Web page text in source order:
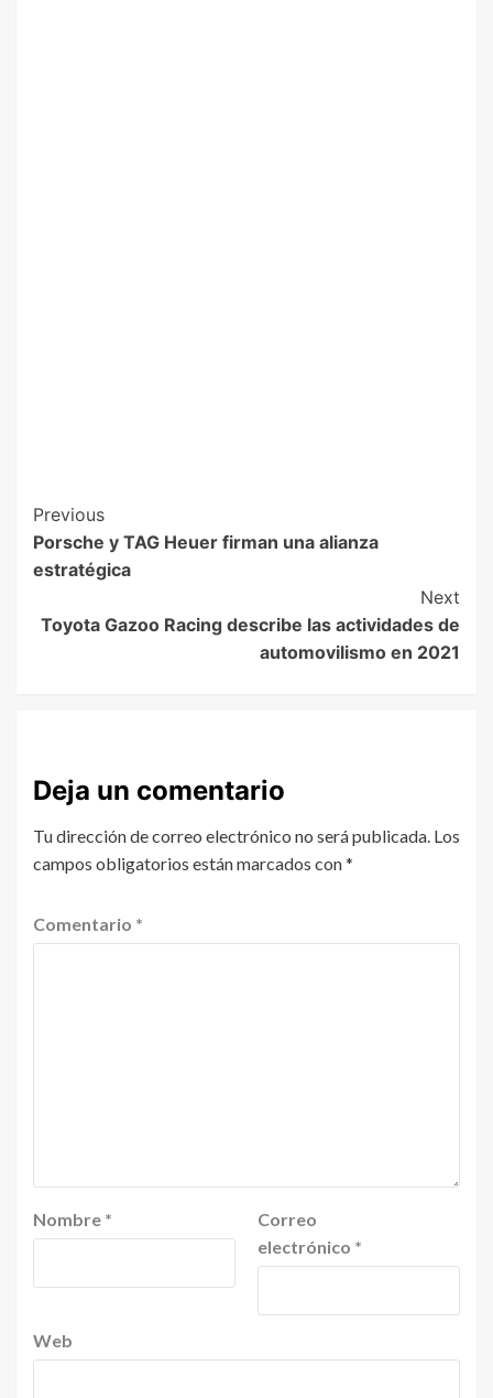
Previous
Porsche y TAG Heuer firman una alianza
estratégica
Next
Toyota Gazoo Racing describe las actividades de
automovilismo en 2021
Deja un comentario
Tu dirección de correo electrónico no será publicada. Los
campos obligatorios están marcados con*
Comentario *
Nombre *
Correo
electrónico *
Web